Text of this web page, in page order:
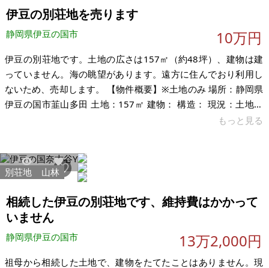
て綺麗に保てている状態です。オール電化物件です。ウォーク
インクローゼットが
伊豆の別荘地を売ります
静岡県伊豆の国市 10万円
伊豆の別荘地です。土地の広さは157㎡（約48坪）、建物は建
っていません。海の眺望があります。遠方に住んでおり利用し
ないため、売却します。 【物件概要】※土地のみ 場所：静岡県
伊豆の国市韮山多田 土地：157㎡ 建物： 構造： 現況：土地の
状有姿、および公簿売買でのお取引きとなります。 ※問い合わ
せ多数あるいは取引条件等により、上記と実際の取引価格とが
異なる価格にて商談合意される場合もあります。
もっと見る
13956 58
別荘地 山林
相続した伊豆の別荘地です、維持費はかかって
いません
静岡県伊豆の国市 13万2,000円
祖母から相続した土地で、建物をたてたことはありません。現